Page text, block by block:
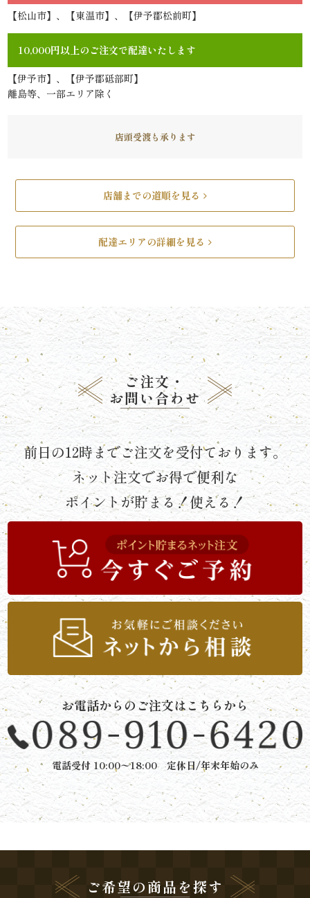
問
会
社
い
合
せ
ポ
イ
ン
ト
に
つ
サ
マ
ッ
プ
マ
イ
【松山市】、【東温市】、【伊予郡松前町】
10,000円以上のご注文で配達いたします
【伊予市】、【伊予郡砥部町】
離島等、一部エリア除く
店頭受渡も承ります
店舗までの道順を見る
配達エリアの詳細を見る
ご注文・
お問い合わせ
前日の12時までご注文を受付ております。
ネット注文でお得で便利な
ポイントが貯まる！使える！
お電話からのご注文はこちらから
電話受付 10:00〜18:00 定休日/年末年始のみ
ご希望の商品を探す